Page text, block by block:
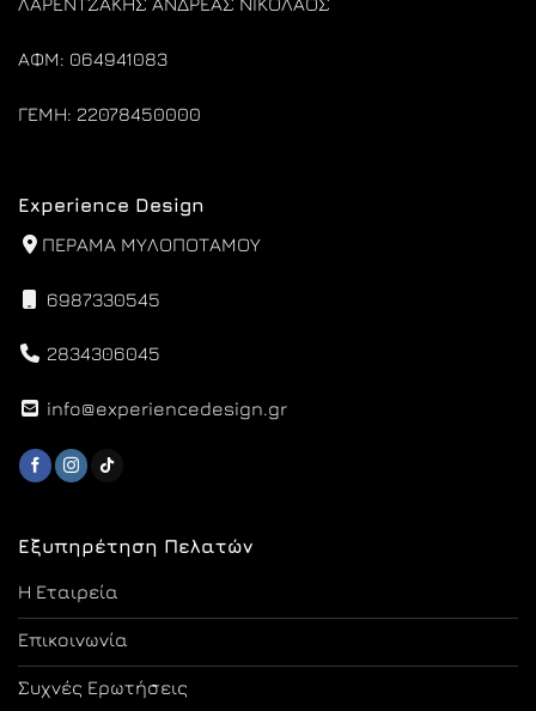
ΑΦΜ: 064941083
ΓΕΜΗ: 22078450000
Εξυπηρέτηση Πελατών
Η Εταιρεία
Επικοινωνία
Συχνές Ερωτήσεις
Experience Design
ΠΕΡΑΜΑ ΜΥΛΟΠΟΤΑΜΟΥ
6987330545
2834306045
info@experiencedesign.gr